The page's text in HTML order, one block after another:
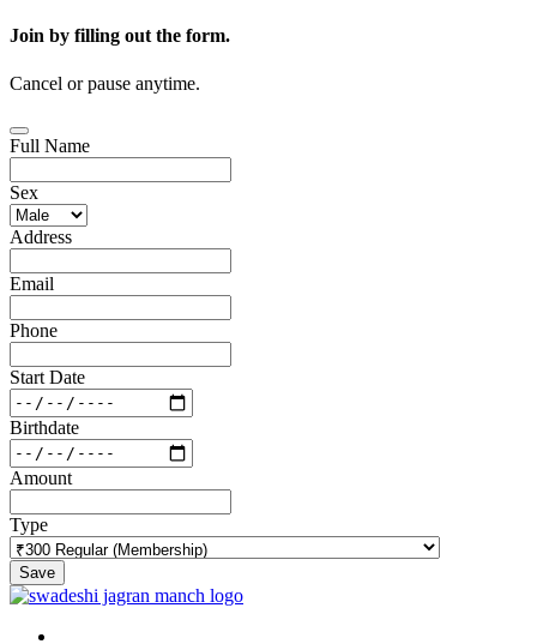
Join by filling out the form.
Cancel or pause anytime.
Full Name
Sex
Address
Email
Phone
Start Date
Birthdate
Amount
Type
Save